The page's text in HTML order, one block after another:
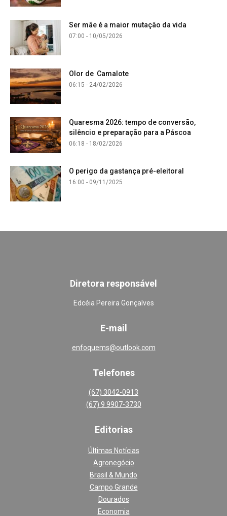
Ser mãe é a maior mutação da vida
07:00 - 10/05/2026
Olor de Camalote
06:15 - 24/02/2026
Quaresma 2026: tempo de conversão,
silêncio e preparação para a Páscoa
06:18 - 18/02/2026
O perigo da gastança pré-eleitoral
16:00 - 09/11/2025
Diretora responsável
Edcéia Pereira Gonçalves
E-mail
enfoquems@outlook.com
Telefones
(67) 3042-0913
(67) 9 9907-3730
Editorias
Últimas Notícias
Agronegócio
Brasil & Mundo
Campo Grande
Dourados
Economia